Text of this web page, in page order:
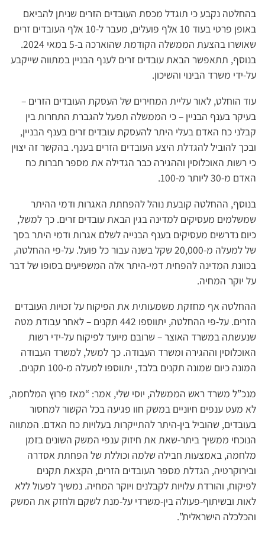
בהחלטה נקבע כי תוגדל מכסת העובדים הזרים שניתן להביאם
באופן פרטי בעוד 10 אלף פועלים, מעבר ל-10 אלף העובדים זרים
שאושרו בהצעת הממשלה הקודמת שהוארכה ב-5 במאי 2024.
בנוסף, תתאפשר הבאת עובדים זרים לענף הבניין במתווה שייקבע
על-ידי משרד הבינוי והשיכון.
עוד הוחלט, לאור עליית המחירים של העסקת העובדים הזרים –
בעיקר בענף הבניין – כי הממשלה תפעל להגברת התחרות בין
קבלני כח האדם בעלי היתר להעסקת עובדים זרים בענף הבניין,
ובכך להוביל להגדלת היצע העובדים הזרים בענף. בהקשר זה יצוין
כי רשות האוכלוסין וההגירה כבר הגדילה את מספר חברות כח
האדם מ-30 ליותר מ-100.
בנוסף, ההחלטה קובעת נוהל להפחתת האגרות ודמי ההיתר
שמשלמים מעסיקים למדינה בגין הבאת עובדים זרים. כך למשל,
כיום נדרשים מעסיקים בענף הבנייה לשלם אגרות ודמי היתר בסך
של למעלה מ-20,000 שקל בשנה עבור כל פועל. על-פי ההחלטה,
בכוונת המדינה להפחית דמי-היתר אלה המשפיעים בסופו של דבר
על יוקר המחיה.
ההחלטה אף מחזקת משמעותית את הפיקוח על זכויות העובדים
הזרים. על-פי ההחלטה, יתווספו 442 תקנים – לאחר עבודת מטה
שנעשתה במשרד האוצר – שרובם מיועד לפיקוח על-ידי רשות
האוכלוסין וההגירה ומשרד העבודה. כך למשל, למשרד העבודה
המונה כיום שמונה תקנים בלבד, יתווספו למעלה מ-100 תקנים.
מנכ”ל משרד ראש הממשלה, יוסי שלי, אמר: “מאז פרוץ המלחמה,
לא מעט ענפים חיוניים במשק חוו פגיעה בכל הקשור למחסור
בעובדים, שהוביל בין-היתר להתייקרות בעלויות כח האדם. המתווה
הנוכחי ממשיך ביתר-שאת את חיזוק ענפי המשק השונים בזמן
מלחמה, באמצעות חבילה שלמה וכוללת של הפחתת אסדרה
ובירוקרטיה, הגדלת מספר העובדים הזרים, הקצאת תקנים
לפיקוח, והורדת עלויות לקבלנים ויוקר המחיה. נמשיך לפעול ללא
לאות ובשיתוף-פעולה בין-משרדי על-מנת לשקם ולחזק את המשק
והכלכלה הישראלית”.